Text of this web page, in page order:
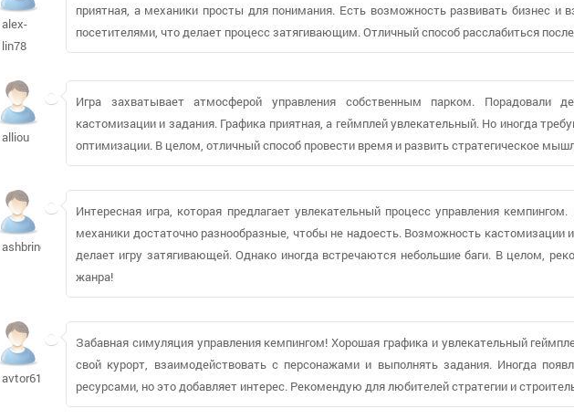
alex-
lin78
приятная, а механики просты для понимания. Есть возможность развивать бизнес и
посетителями, что делает процесс затягивающим. Отличный способ расслабиться
alliou
Игра захватывает атмосферой управления собственным парком. Порадовали
кастомизации и задания. Графика приятная, а геймплей увлекательный. Но иногда
оптимизации. В целом, отличный способ провести время и развить стратегическое
ashbring87
Интересная игра, которая предлагает увлекательный процесс управления
механики достаточно разнообразные, чтобы не надоесть. Возможность кастомизации
делает игру затягивающей. Однако иногда встречаются небольшие баги. В целом,
жанра!
avtor613271
Забавная симуляция управления кемпингом! Хорошая графика и увлекательный
свой курорт, взаимодействовать с персонажами и выполнять задания. Иногда
ресурсами, но это добавляет интерес. Рекомендую для любителей стратегии и